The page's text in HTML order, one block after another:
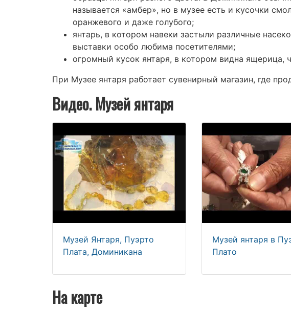
называется «амбер», но в музее есть и кусочки
оранжевого и даже голубого;
янтарь, в котором навеки застыли различные
выставки особо любима посетителями;
огромный кусок янтаря, в котором видна ящерица,
При Музее янтаря работает сувенирный магазин, где
Видео. Музей янтаря
Музей Янтаря, Пуэрто
Плата, Доминикана
Музей янтаря в
Плато
На карте